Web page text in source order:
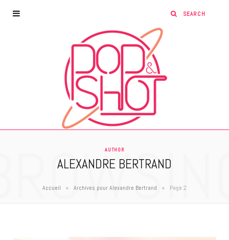
AUTHOR
ALEXANDRE BERTRAND
Accueil » Archives pour Alexandre Bertrand » Page 2